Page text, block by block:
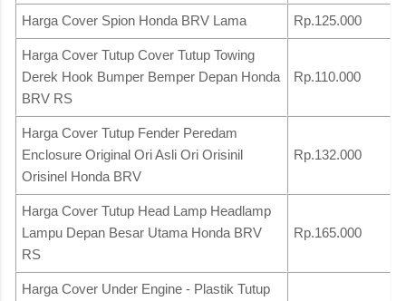
Harga Cover Spion Honda BRV Lama Rp.125.000
Harga Cover Tutup Cover Tutup Towing
Derek Hook Bumper Bemper Depan Honda
BRV RS
Rp.110.000
Harga Cover Tutup Fender Peredam
Enclosure Original Ori Asli Ori Orisinil
Orisinel Honda BRV
Rp.132.000
Harga Cover Tutup Head Lamp Headlamp
Lampu Depan Besar Utama Honda BRV
RS
Rp.165.000
Harga Cover Under Engine - Plastik Tutup